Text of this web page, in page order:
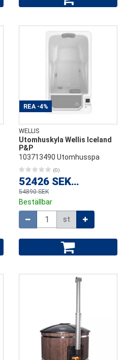
REA -4%
WELLIS
Utomhuskyla Wellis Iceland
P&P
103713490 Utomhusspa
(0)
52426 SEK
/
54890 SEK
Beställbar
st